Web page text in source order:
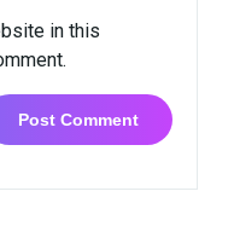
in this